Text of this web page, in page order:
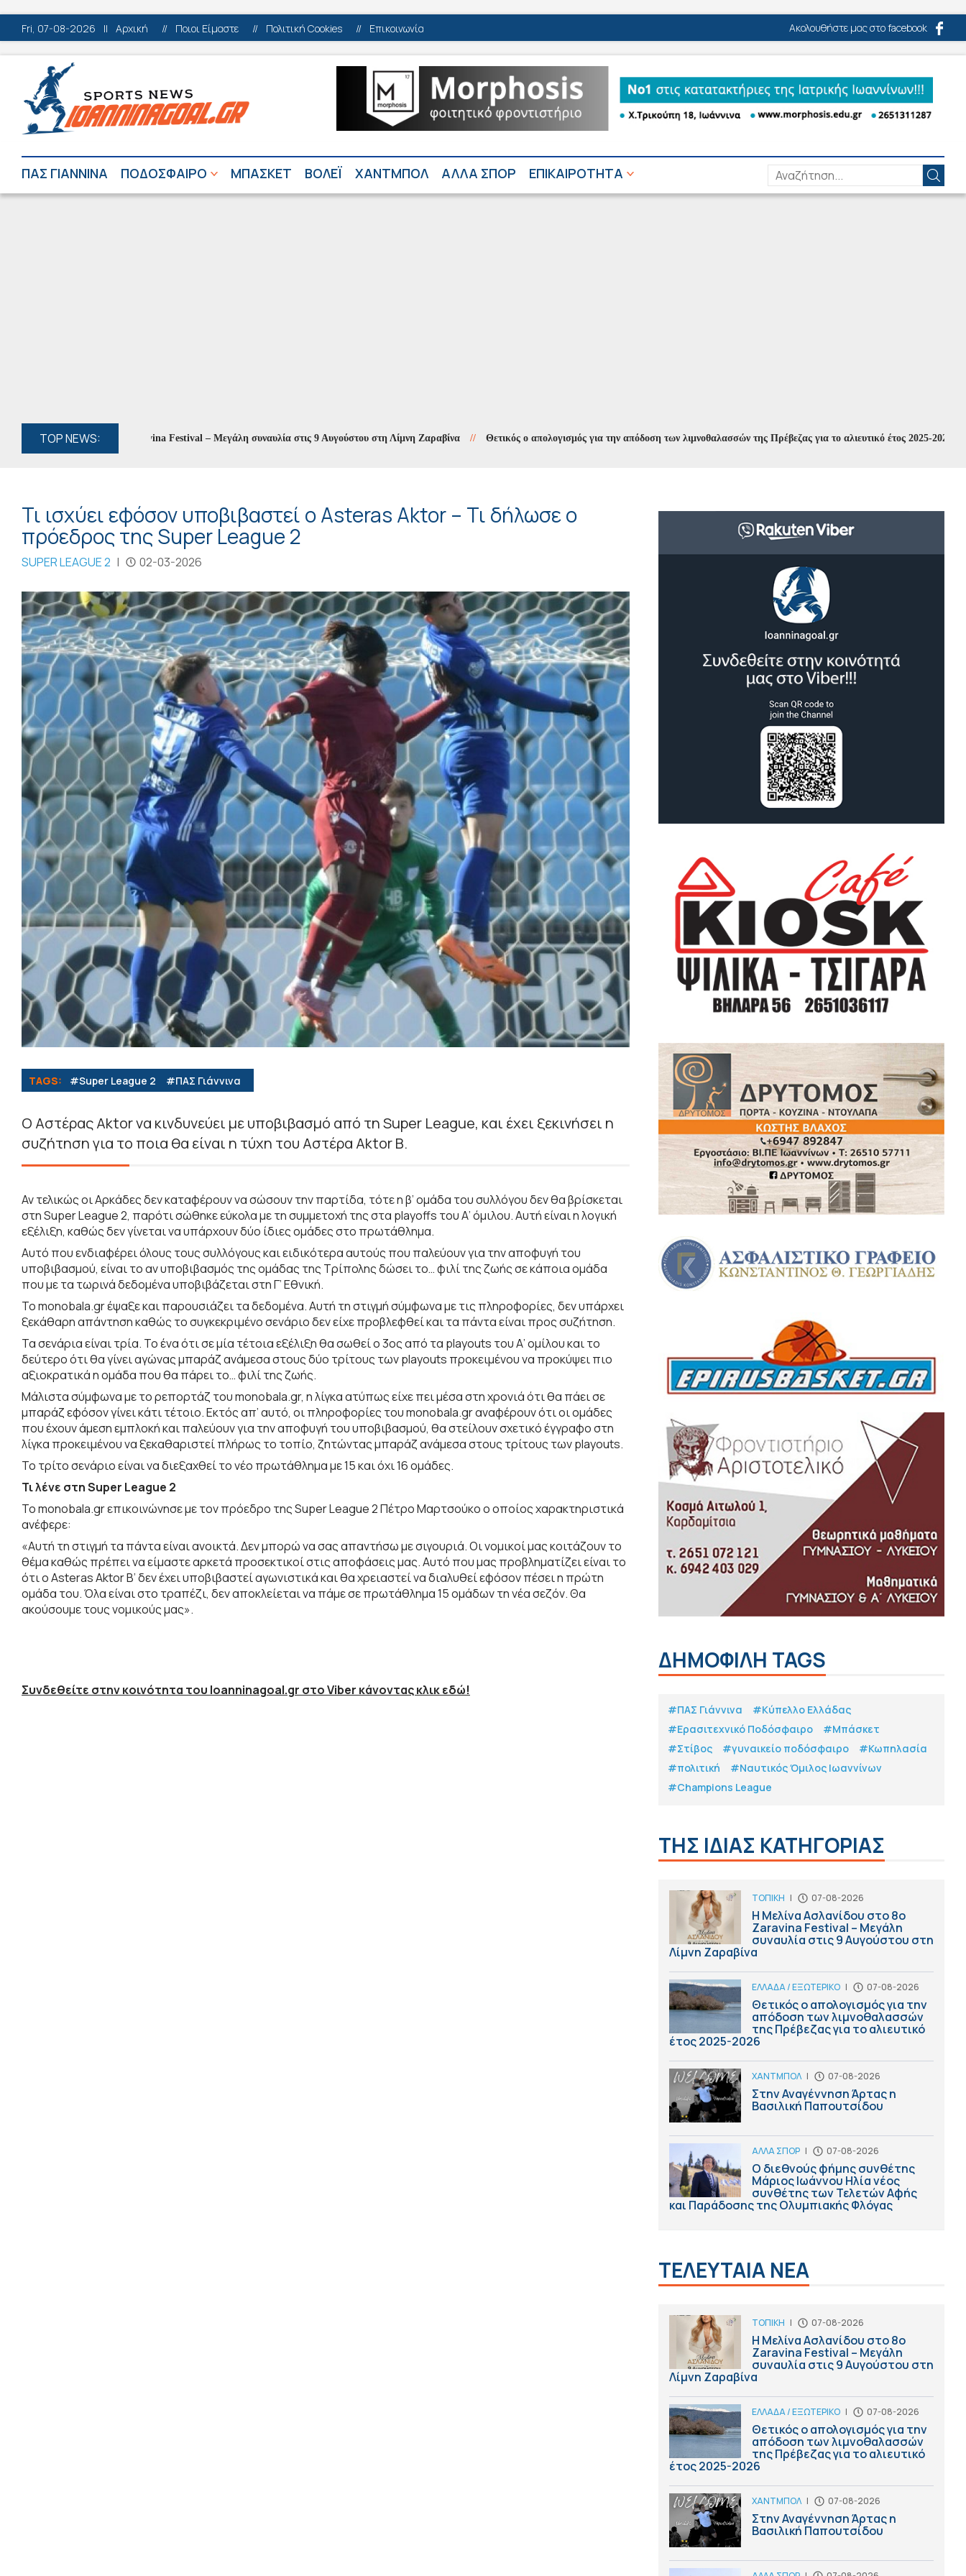
Fri, 07-08-2026 || Αρχική // Ποιοι Είμαστε // Πολιτική Cookies // Επικοινωνία Ακολουθήστε μας στο facebook
ΠΑΣ ΓΙΑΝΝΙΝΑ ΠΟΔΟΣΦΑΙΡΟ ΜΠΑΣΚΕΤ ΒΟΛΕΪ ΧΑΝΤΜΠΟΛ ΑΛΛΑ ΣΠΟΡ ΕΠΙΚΑΙΡΟΤΗΤΑ
TOP NEWS:
Ασλανίδου στο 8ο Zaravina Festival – Μεγάλη συναυλία στις 9 Αυγούστου στη Λίμνη Ζαραβίνα // Θετικός ο απολογισμός για την απόδοση των λιμνοθαλασσών της Πρέβεζας για το αλιευτικό έτος 2025-2026 //
Τι ισχύει εφόσον υποβιβαστεί ο Asteras Aktor – Τι δήλωσε ο
πρόεδρος της Super League 2
SUPER LEAGUE 2 | 02-03-2026
TAGS: #Super League 2 #ΠΑΣ Γιάννινα
O Αστέρας Aktor να κινδυνεύει με υποβιβασμό από τη Super League, και έχει ξεκινήσει η
συζήτηση για το ποια θα είναι η τύχη του Αστέρα Aktor Β.
Αν τελικώς οι Αρκάδες δεν καταφέρουν να σώσουν την παρτίδα, τότε η β’ ομάδα του συλλόγου δεν θα βρίσκεται
στη Super League 2, παρότι σώθηκε εύκολα με τη συμμετοχή της στα playoffs του Α’ όμιλου. Αυτή είναι η λογική
εξέλιξη, καθώς δεν γίνεται να υπάρχουν δύο ίδιες ομάδες στο πρωτάθλημα.
Αυτό που ενδιαφέρει όλους τους συλλόγους και ειδικότερα αυτούς που παλεύουν για την αποφυγή του
υποβιβασμού, είναι το αν υποβιβασμός της ομάδας της Τρίπολης δώσει το… φιλί της ζωής σε κάποια ομάδα
που με τα τωρινά δεδομένα υποβιβάζεται στη Γ’ Εθνική.
Το monobala.gr έψαξε και παρουσιάζει τα δεδομένα. Αυτή τη στιγμή σύμφωνα με τις πληροφορίες, δεν υπάρχει
ξεκάθαρη απάντηση καθώς το συγκεκριμένο σενάριο δεν είχε προβλεφθεί και τα πάντα είναι προς συζήτηση.
Τα σενάρια είναι τρία. Το ένα ότι σε μία τέτοια εξέλιξη θα σωθεί ο 3ος από τα playouts του Α’ ομίλου και το
δεύτερο ότι θα γίνει αγώνας μπαράζ ανάμεσα στους δύο τρίτους των playouts προκειμένου να προκύψει πιο
αξιοκρατικά η ομάδα που θα πάρει το… φιλί της ζωής.
Μάλιστα σύμφωνα με το ρεπορτάζ του monobala.gr, η λίγκα ατύπως είχε πει μέσα στη χρονιά ότι θα πάει σε
μπαράζ εφόσον γίνει κάτι τέτοιο. Εκτός απ’ αυτό, οι πληροφορίες του monobala.gr αναφέρουν ότι οι ομάδες
που έχουν άμεση εμπλοκή και παλεύουν για την αποφυγή του υποβιβασμού, θα στείλουν σχετικό έγγραφο στη
λίγκα προκειμένου να ξεκαθαριστεί πλήρως το τοπίο, ζητώντας μπαράζ ανάμεσα στους τρίτους των playouts.
Το τρίτο σενάριο είναι να διεξαχθεί το νέο πρωτάθλημα με 15 και όχι 16 ομάδες.
Τι λένε στη Super League 2
Το monobala.gr επικοινώνησε με τον πρόεδρο της Super League 2 Πέτρο Μαρτσούκο ο οποίος χαρακτηριστικά
ανέφερε:
«Αυτή τη στιγμή τα πάντα είναι ανοικτά. Δεν μπορώ να σας απαντήσω με σιγουριά. Οι νομικοί μας κοιτάζουν το
θέμα καθώς πρέπει να είμαστε αρκετά προσεκτικοί στις αποφάσεις μας. Αυτό που μας προβληματίζει είναι το
ότι ο Asteras Aktor Β’ δεν έχει υποβιβαστεί αγωνιστικά και θα χρειαστεί να διαλυθεί εφόσον πέσει η πρώτη
ομάδα του. Όλα είναι στο τραπέζι, δεν αποκλείεται να πάμε σε πρωτάθλημα 15 ομάδων τη νέα σεζόν. Θα
ακούσουμε τους νομικούς μας».
Συνδεθείτε στην κοινότητα του Ioanninagoal.gr στο Viber κάνοντας κλικ εδώ!
ΔΗΜΟΦΙΛΗ TAGS
#ΠΑΣ Γιάννινα
#Κύπελλο Ελλάδας
#Eρασιτεχνικό Ποδόσφαιρο
#Μπάσκετ
#Στίβος
#γυναικείο ποδόσφαιρο
#Κωπηλασία
#πολιτική
#Ναυτικός Όμιλος Ιωαννίνων
#Champions League
ΤΗΣ ΙΔΙΑΣ ΚΑΤΗΓΟΡΙΑΣ
ΤΟΠΙΚΗ | 07-08-2026
Η Μελίνα Ασλανίδου στο 8ο
Zaravina Festival – Μεγάλη
συναυλία στις 9 Αυγούστου στη
Λίμνη Ζαραβίνα
ΕΛΛΑΔΑ / ΕΞΩΤΕΡΙΚΟ | 07-08-2026
Θετικός ο απολογισμός για την
απόδοση των λιμνοθαλασσών
της Πρέβεζας για το αλιευτικό
έτος 2025-2026
ΧΑΝΤΜΠΟΛ | 07-08-2026
Στην Αναγέννηση Άρτας η
Βασιλική Παπουτσίδου
ΑΛΛΑ ΣΠΟΡ | 07-08-2026
Ο διεθνούς φήμης συνθέτης
Μάριος Ιωάννου Ηλία νέος
συνθέτης των Τελετών Αφής
και Παράδοσης της Ολυμπιακής Φλόγας
ΤΕΛΕΥΤΑΙΑ ΝΕΑ
ΤΟΠΙΚΗ | 07-08-2026
Η Μελίνα Ασλανίδου στο 8ο
Zaravina Festival – Μεγάλη
συναυλία στις 9 Αυγούστου στη
Λίμνη Ζαραβίνα
ΕΛΛΑΔΑ / ΕΞΩΤΕΡΙΚΟ | 07-08-2026
Θετικός ο απολογισμός για την
απόδοση των λιμνοθαλασσών
της Πρέβεζας για το αλιευτικό
έτος 2025-2026
ΧΑΝΤΜΠΟΛ | 07-08-2026
Στην Αναγέννηση Άρτας η
Βασιλική Παπουτσίδου